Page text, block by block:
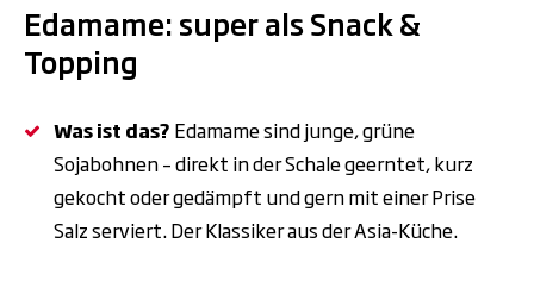
Edamame: super als Snack &
Topping
Was ist das? Edamame sind junge, grüne
Sojabohnen – direkt in der Schale geerntet, kurz
gekocht oder gedämpft und gern mit einer Prise
Salz serviert. Der Klassiker aus der Asia-Küche.